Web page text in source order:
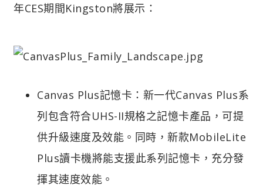
年CES期間Kingston將展示：
Canvas Plus記憶卡：新一代Canvas Plus系
列包含符合UHS-II規格之記憶卡產品，可提
供升級速度及效能。同時，新款MobileLite
Plus讀卡機將能支援此系列記憶卡，充分發
揮其速度效能。